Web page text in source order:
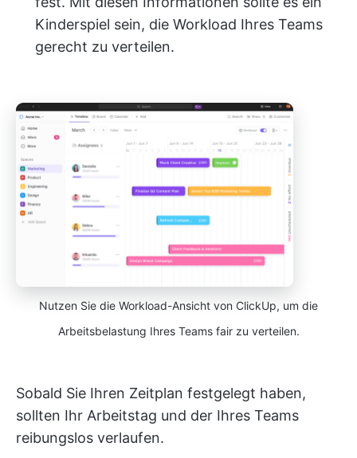
Kinderspiel sein, die Workload Ihres Teams
gerecht zu verteilen.
Nutzen Sie die Workload-Ansicht von ClickUp, um die
Arbeitsbelastung Ihres Teams fair zu verteilen.
Sobald Sie Ihren Zeitplan festgelegt haben,
sollten Ihr Arbeitstag und der Ihres Teams
reibungslos verlaufen.